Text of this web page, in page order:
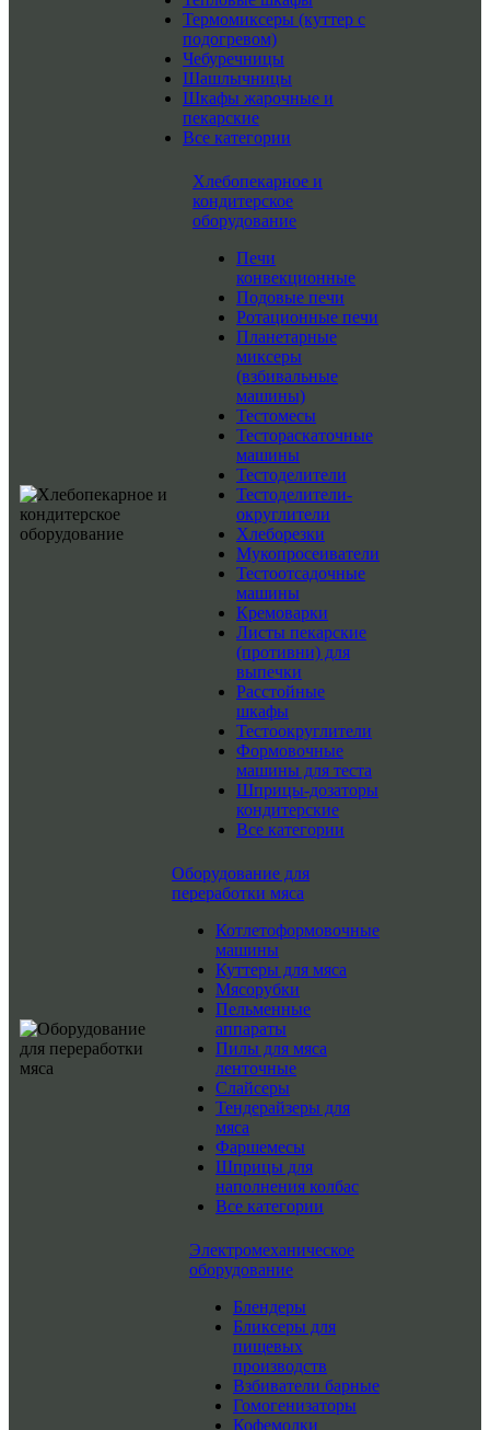
Термомиксеры (куттер с
подогревом)
Чебуречницы
Шашлычницы
Шкафы жарочные и
пекарские
Все категории
Хлебопекарное и
кондитерское
оборудование
Печи
конвекционные
Подовые печи
Ротационные печи
Планетарные
миксеры
(взбивальные
машины)
Тестомесы
Тестораскаточные
машины
Тестоделители
Тестоделители-
округлители
Хлеборезки
Мукопросеиватели
Тестоотсадочные
машины
Кремоварки
Листы пекарские
(противни) для
выпечки
Расстойные
шкафы
Тестоокруглители
Формовочные
машины для теста
Шприцы-дозаторы
кондитерские
Все категории
Оборудование для
переработки мяса
Котлетоформовочные
машины
Куттеры для мяса
Мясорубки
Пельменные
аппараты
Пилы для мяса
ленточные
Слайсеры
Тендерайзеры для
мяса
Фаршемесы
Шприцы для
наполнения колбас
Все категории
Электромеханическое
оборудование
Блендеры
Бликсеры для
пищевых
производств
Взбиватели барные
Гомогенизаторы
Кофемолки